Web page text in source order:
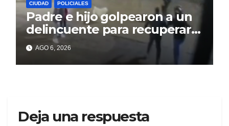
CIUDAD POLICIALES
Padre e hijo golpearon a un
delincuente para recuperar
un celular robado en Berisso
AGO 6, 2026
Deja una respuesta